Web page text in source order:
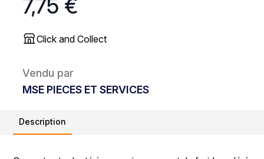
7,75 €
Click and Collect
Vendu par
MSE PIECES ET SERVICES
Description